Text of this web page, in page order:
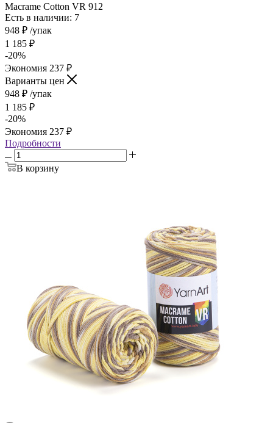
Macrame Cotton VR 912
Есть в наличии: 7
948 ₽ /упак
1 185 ₽
-20%
Экономия 237 ₽
Варианты цен
948 ₽ /упак
1 185 ₽
-20%
Экономия 237 ₽
Подробности
В корзину